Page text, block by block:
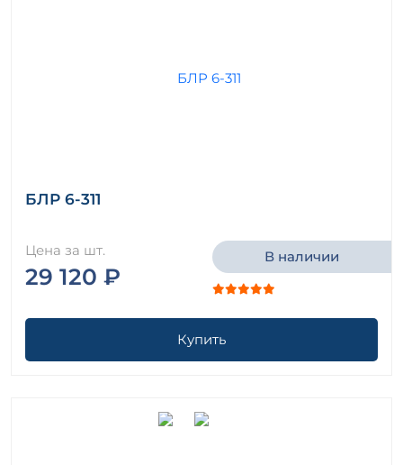
БЛР 6-311
Цена за шт.
29 120 ₽
В наличии
Купить